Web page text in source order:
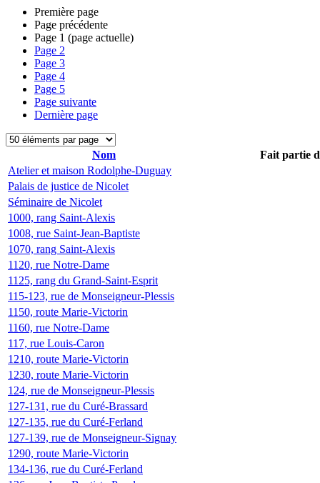
Première page
Page précédente
Page 1 (page actuelle)
Page 2
Page 3
Page 4
Page 5
Page suivante
Dernière page
Nom
Fait partie
Atelier et maison Rodolphe-Duguay
Palais de justice de Nicolet
Séminaire de Nicolet
1000, rang Saint-Alexis
1008, rue Saint-Jean-Baptiste
1070, rang Saint-Alexis
1120, rue Notre-Dame
1125, rang du Grand-Saint-Esprit
115-123, rue de Monseigneur-Plessis
1150, route Marie-Victorin
1160, rue Notre-Dame
117, rue Louis-Caron
1210, route Marie-Victorin
1230, route Marie-Victorin
124, rue de Monseigneur-Plessis
127-131, rue du Curé-Brassard
127-135, rue du Curé-Ferland
127-139, rue de Monseigneur-Signay
1290, route Marie-Victorin
134-136, rue du Curé-Ferland